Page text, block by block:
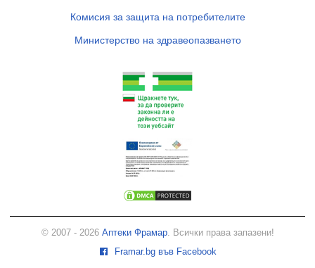
Комисия за защита на потребителите
Министерство на здравеопазването
© 2007 - 2026 Аптеки Фрамар. Всички права запазени!
Framar.bg във Facebook